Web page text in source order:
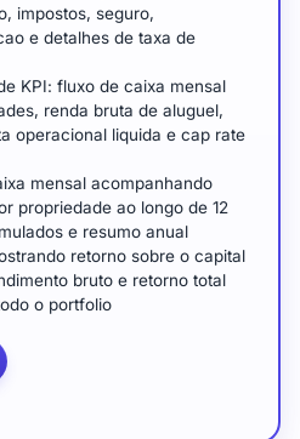
impostos, seguro,
e detalhes de taxa de
KPI: fluxo de caixa mensal
renda bruta de aluguel,
operacional liquida e cap rate
mensal acompanhando
propriedade ao longo de 12
e resumo anual
retorno sobre o capital
bruto e retorno total
o portfolio